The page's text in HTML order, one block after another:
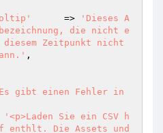
  	=>
'Dieses A
die nicht e
Zeitpunkt nicht
,
gibt einen Fehler in
'<p>Laden Sie ein CSV h
enthlt. Die Assets und